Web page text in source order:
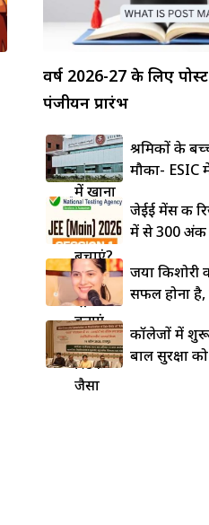
लोहे की
कड़ाही
में खाना
चिपकने
से कैसे
बचाएं?
5 देसी
ट्रिक्स से
बनाएं
नॉन-
स्टिक
जैसा
वर्ष 2026-27 के लिए
पंजीयन प्रारंभ
श्रमिकों के
मौका- ESIC
जेईई मेंस की
में से 300 अंक
जया किशोरी
सफल होना है,
कॉलेजों में शुरू
बाल सुरक्षा